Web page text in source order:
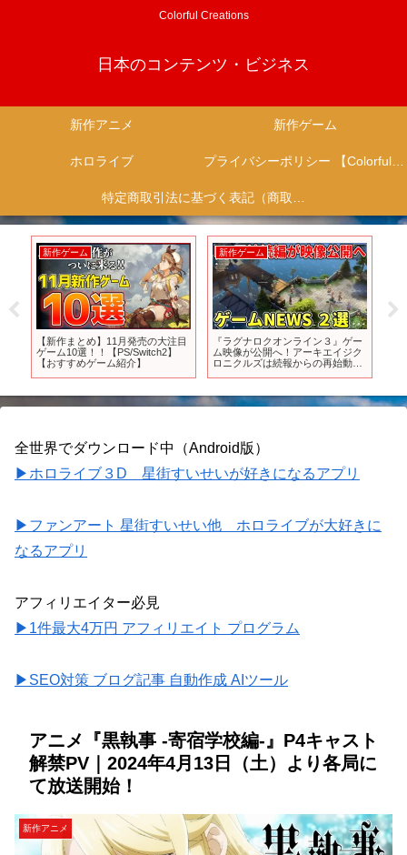
Colorful Creations
日本のコンテンツ・ビジネス
新作アニメ 新作ゲーム
ホロライブ プライバシーポリシー 【Colorful Creation】
特定商取引法に基づく表記（商取引に関する開示）
新作ゲーム
【新作まとめ】11月発売の大注目
ゲーム10選！！【PS/Switch2】
【おすすめゲーム紹介】
新作ゲーム
『ラグナロクオンライン３』ゲー
ム映像が公開へ！アーキエイジク
ロニクルズは続報からの再始動
て
全世界でダウンロード中（Android版）
▶ホロライブ３D 星街すいせいが好きになるアプリ
▶ファンアート 星街すいせい他 ホロライブが大好きに
なるアプリ
アフィリエイター必見
▶1件最大4万円 アフィリエイト プログラム
▶SEO対策 ブログ記事 自動作成 AIツール
アニメ『黒執事 -寄宿学校編-』P4キャスト
解禁PV｜2024年4月13日（土）より各局に
て放送開始！
新作アニメ